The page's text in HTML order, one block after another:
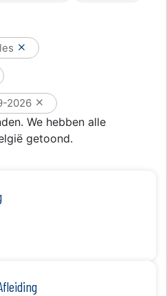
2026
We hebben alle
getoond.